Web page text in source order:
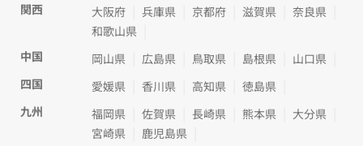
関西
大阪府 兵庫県 京都府 滋賀県
奈良県
和歌山県
中国
岡山県 広島県 鳥取県 島根県
山口県
四国
愛媛県 香川県 高知県
徳島県
九州
福岡県 佐賀県 長崎県 熊本県
大分県
宮崎県
鹿児島県